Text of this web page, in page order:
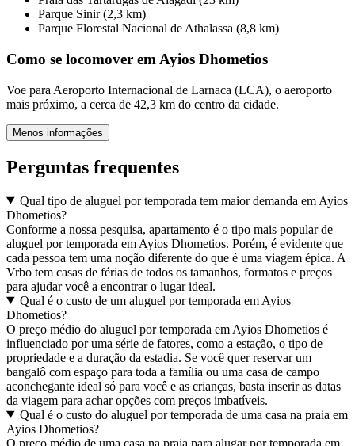
Parque Sinir (2,3 km)
Parque Florestal Nacional de Athalassa (8,8 km)
Como se locomover em Ayios Dhometios
Voe para Aeroporto Internacional de Larnaca (LCA), o aeroporto
mais próximo, a cerca de 42,3 km do centro da cidade.
Menos informações
Perguntas frequentes
Qual tipo de aluguel por temporada tem maior demanda em Ayios
Dhometios?
Conforme a nossa pesquisa, apartamento é o tipo mais popular de
aluguel por temporada em Ayios Dhometios. Porém, é evidente que
cada pessoa tem uma noção diferente do que é uma viagem épica. A
Vrbo tem casas de férias de todos os tamanhos, formatos e preços
para ajudar você a encontrar o lugar ideal.
Qual é o custo de um aluguel por temporada em Ayios
Dhometios?
O preço médio do aluguel por temporada em Ayios Dhometios é
influenciado por uma série de fatores, como a estação, o tipo de
propriedade e a duração da estadia. Se você quer reservar um
bangalô com espaço para toda a família ou uma casa de campo
aconchegante ideal só para você e as crianças, basta inserir as datas
da viagem para achar opções com preços imbatíveis.
Qual é o custo do aluguel por temporada de uma casa na praia em
Ayios Dhometios?
O preço médio de uma casa na praia para alugar por temporada em